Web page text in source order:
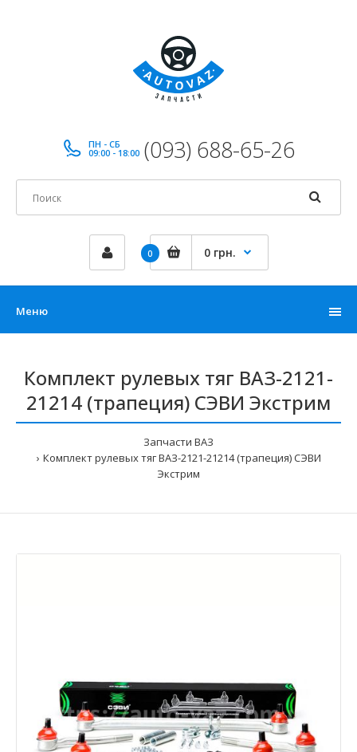
ПН - СБ
09:00 - 18:00 (093) 688-65-26
0 0 грн.
Меню
Комплект рулевых тяг ВАЗ-2121-
21214 (трапеция) СЭВИ Экстрим
Запчасти ВАЗ
Комплект рулевых тяг ВАЗ-2121-21214 (трапеция) СЭВИ
Экстрим